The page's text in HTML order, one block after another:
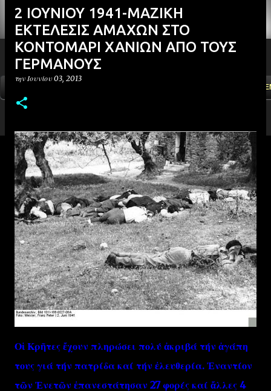
2 ΙΟΥΝΙΟΥ 1941-ΜΑΖΙΚΗ
ΕΚΤΕΛΕΣΙΣ ΑΜΑΧΩΝ ΣΤΟ
ΚΟΝΤΟΜΑΡΙ ΧΑΝΙΩΝ ΑΠΟ ΤΟΥΣ
ΓΕΡΜΑΝΟΥΣ
την Ιουνίου 03, 2013
Οἱ Κρῆτες ἔχουν πληρώσει πολύ ἀκριβά τήν ἀγάπη
τους γιά τήν πατρίδα καί τήν ἐλευθερία. Ἐναντίον
τῶν Ἐνετῶν ἐπανεστάτησαν 27 φορές καί ἄλλες 4